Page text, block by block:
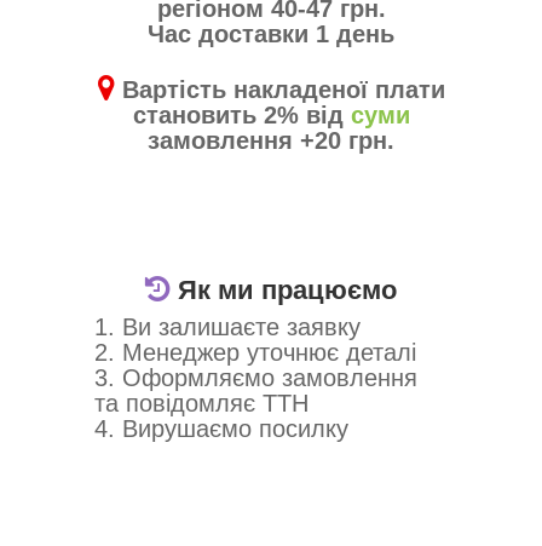
Як ми працюємо
1. Ви залишаєте заявку
2. Менеджер уточнює деталі
3. Оформляємо замовлення
та повідомляє ТТН
4. Вирушаємо посилку
регіоном 40-47 грн.
Час доставки 1 день
Вартість накладеної плати
становить 2% від суми
замовлення +20 грн.